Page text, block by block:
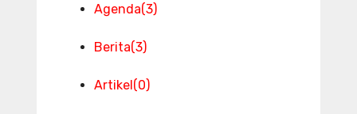
Agenda(3)
Berita(3)
Artikel(0)